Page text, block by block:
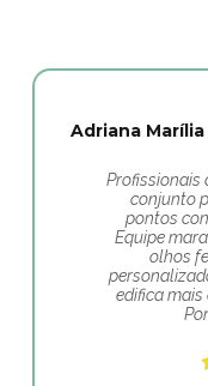
Adriana
Profissionais
conjunto
pontos
Equipe
olhos
edifica mais